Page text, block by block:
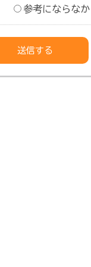
参考にならな